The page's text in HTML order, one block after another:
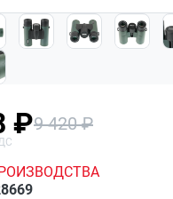
₽9 420 ₽